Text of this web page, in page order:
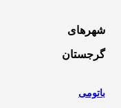
شهرهای
گرجستان
باتومی